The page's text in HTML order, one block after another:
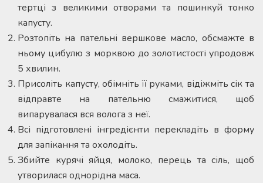
тертці з великими отворами та пошинкуй тонко
капусту.
Розтопіть на пательні вершкове масло, обсмажте в
ньому цибулю з морквою до золотистості упродовж
5 хвилин.
Присоліть капусту, обімніть її руками, відіжміть сік та
відправте на пательню смажитися, щоб
випарувалася вся волога з неї.
Всі підготовлені інгредієнти перекладіть в форму
для запікання та охолодіть.
Збийте курячі яйця, молоко, перець та сіль, щоб
утворилася однорідна маса.